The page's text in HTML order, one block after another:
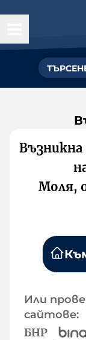
Възникна
Моля,
Или
сайтове:
БНР